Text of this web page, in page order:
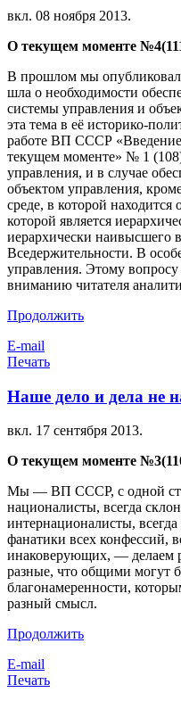
вкл. 08 ноября 2013.
О текущем моменте
В прошлом мы
шла о необходимости
системы управления и
эта тема в её историко-
работе ВП СССР
текущем моменте» № 1
управления, и в случае
объектом управления,
среде, в которой
которой является
иерархически наивысшего
Вседержительности. В
управления. Этому
вниманию читателя
Продолжить
E-mail
Печать
Наше дело и дела не
вкл. 17 сентября 2013.
О текущем моменте
Мы — ВП СССР, с одной
националисты, всегда
интернационалисты,
фанатики всех конфессий,
инаковерующих, — делаем
разные, что общими могут
благонамеренности,
разный смысл.
Продолжить
E-mail
Печать